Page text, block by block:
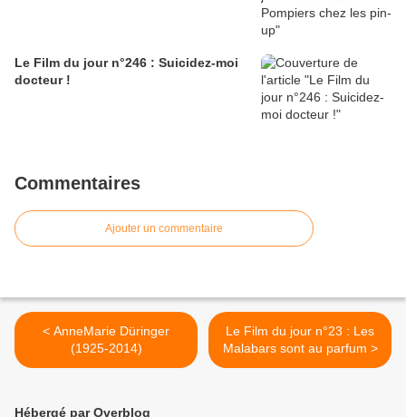
Le Film du jour n°246 : Suicidez-moi
docteur !
Commentaires
Ajouter un commentaire
< AnneMarie Düringer
(1925-2014)
Le Film du jour n°23 : Les
Malabars sont au parfum >
Hébergé par Overblog